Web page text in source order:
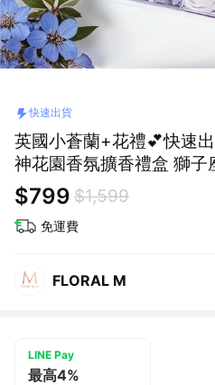
快速出貨
英國小蒼蘭+花禮💕快速
神花園香氛
$799 $1,599
免運費
FLORAL M
LINE Pay
最高4%